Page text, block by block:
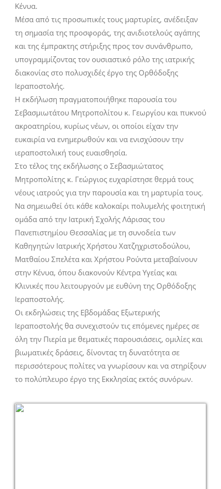
Κένυα.
Μέσα από τις προσωπικές τους μαρτυρίες, ανέδειξαν
τη σημασία της προσφοράς, της ανιδιοτελούς αγάπης
και της έμπρακτης στήριξης προς τον συνάνθρωπο,
υπογραμμίζοντας τον ουσιαστικό ρόλο της ιατρικής
διακονίας στο πολυσχιδές έργο της Ορθόδοξης
Ιεραποστολής.
Η εκδήλωση πραγματοποιήθηκε παρουσία του
Σεβασμιωτάτου Μητροπολίτου κ. Γεωργίου και πυκνού
ακροατηρίου, κυρίως νέων, οι οποίοι είχαν την
ευκαιρία να ενημερωθούν και να ενισχύσουν την
ιεραποστολική τους ευαισθησία.
Στο τέλος της εκδήλωσης ο Σεβασμιώτατος
Μητροπολίτης κ. Γεώργιος ευχαρίστησε θερμά τους
νέους ιατρούς για την παρουσία και τη μαρτυρία τους.
Να σημειωθεί ότι κάθε καλοκαίρι πολυμελής φοιτητική
ομάδα από την Ιατρική Σχολής Λάρισας του
Πανεπιστημίου Θεσσαλίας με τη συνοδεία των
Καθηγητών Ιατρικής Χρήστου Χατζηχριστοδούλου,
Ματθαίου Σπελέτα και Χρήστου Ρούντα μεταβαίνουν
στην Κένυα, όπου διακονούν Κέντρα Υγείας και
Κλινικές που λειτουργούν με ευθύνη της Ορθόδοξης
Ιεραποστολής.
Οι εκδηλώσεις της Εβδομάδας Εξωτερικής
Ιεραποστολής θα συνεχιστούν τις επόμενες ημέρες σε
όλη την Πιερία με θεματικές παρουσιάσεις, ομιλίες και
βιωματικές δράσεις, δίνοντας τη δυνατότητα σε
περισσότερους πολίτες να γνωρίσουν και να στηρίξουν
το πολύπλευρο έργο της Εκκλησίας εκτός συνόρων.